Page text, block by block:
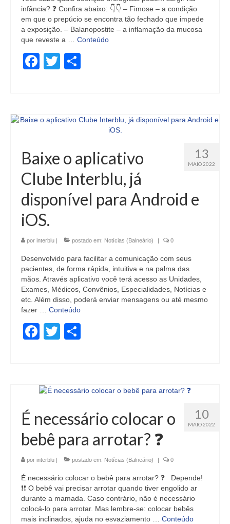
infância? ❓ Confira abaixo: 👇👇 – Fimose – a condição
em que o prepúcio se encontra tão fechado que impede
a exposição. – Balanopostite – a inflamação da mucosa
que reveste a … Conteúdo
Facebook
Twitter
13
MAIO 2022
Baixe o aplicativo
Clube Interblu, já
disponível para Android e
iOS.
por interblu | postado em: Notícias (Balneário) | 0
Desenvolvido para facilitar a comunicação com seus
pacientes, de forma rápida, intuitiva e na palma das
mãos. Através aplicativo você terá acesso as Unidades,
Exames, Médicos, Convênios, Especialidades, Notícias e
etc. Além disso, poderá enviar mensagens ou até mesmo
fazer … Conteúdo
Facebook
Twitter
10
MAIO 2022
É necessário colocar o
bebê para arrotar? ❓
por interblu | postado em: Notícias (Balneário) | 0
É necessário colocar o bebê para arrotar? ❓ Depende!
❗❗ O bebê vai precisar arrotar quando tiver engolido ar
durante a mamada. Caso contrário, não é necessário
colocá-lo para arrotar. Mas lembre-se: colocar bebês
mais inclinados, ajuda no esvaziamento … Conteúdo